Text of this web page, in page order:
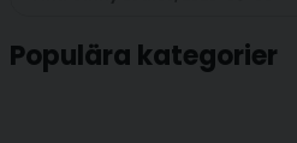
Populära kategorier